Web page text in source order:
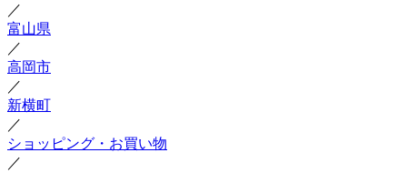
／
富山県
／
高岡市
／
新横町
／
ショッピング・お買い物
／